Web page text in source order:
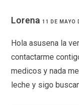
Lorena 11 DE MAYO
Hola asusena la
contactarme
medicos y nada
leche y sigo